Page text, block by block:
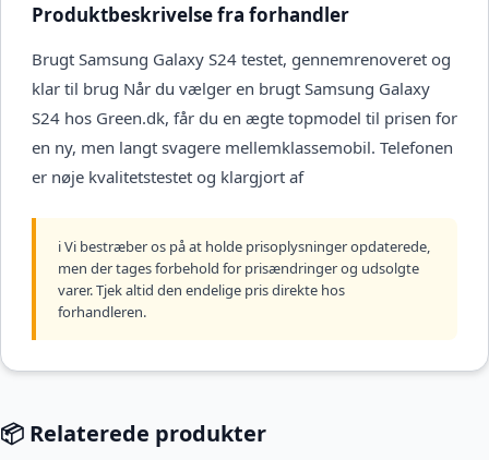
Produktbeskrivelse fra forhandler
Brugt Samsung Galaxy S24 testet, gennemrenoveret og
klar til brug Når du vælger en brugt Samsung Galaxy
S24 hos Green.dk, får du en ægte topmodel til prisen for
en ny, men langt svagere mellemklassemobil. Telefonen
er nøje kvalitetstestet og klargjort af
ℹ️ Vi bestræber os på at holde prisoplysninger opdaterede,
men der tages forbehold for prisændringer og udsolgte
varer. Tjek altid den endelige pris direkte hos
forhandleren.
📦 Relaterede produkter